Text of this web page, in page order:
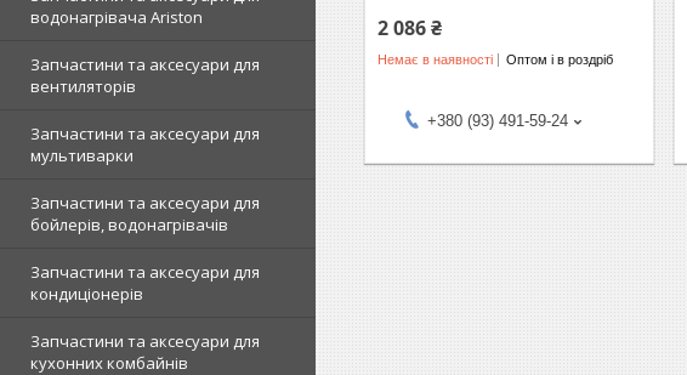
водонагрівача Ariston
Запчастини та аксесуари для
вентиляторів
Запчастини та аксесуари для
мультиварки
Запчастини та аксесуари для
бойлерів, водонагрівачів
Запчастини та аксесуари для
кондиціонерів
Запчастини та аксесуари для
кухонних комбайнів
2 086 ₴
Немає в наявності Оптом і в роздріб
+380 (93) 491-59-24